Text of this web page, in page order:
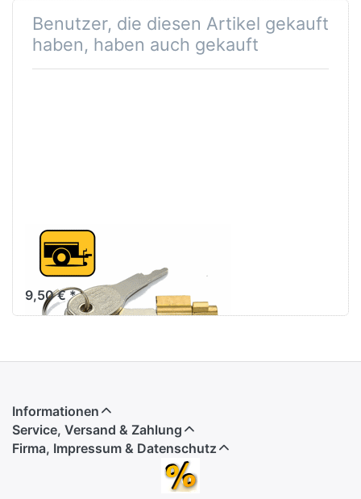
Benutzer, die diesen Artikel gekauft
haben, haben auch gekauft
Diebstahlsicherung
Steckschloss
9,50 € *
Informationen
Service, Versand & Zahlung
Firma, Impressum & Datenschutz